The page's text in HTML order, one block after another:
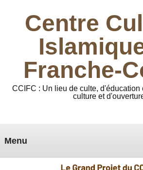
Centre
Franche-
CCIFC : Un lieu de culte, d'éducation
culture et
Menu